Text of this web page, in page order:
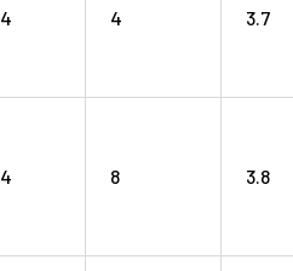
4 4 3.7
4 8 3.8